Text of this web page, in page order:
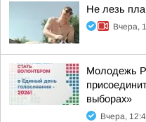
Не лезь
Вчера,
Молодежь
выборах»
Вчера,